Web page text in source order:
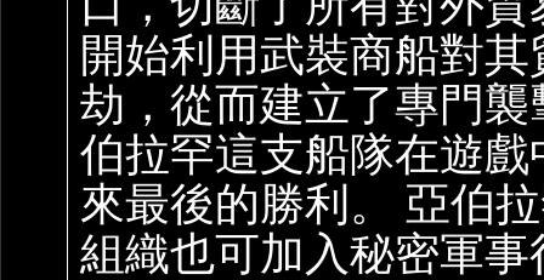
開始利用武裝商船對
劫，從而建立了專門
伯拉罕這支船隊在遊
來最後的勝利。 亞伯
組織也可加入秘密軍